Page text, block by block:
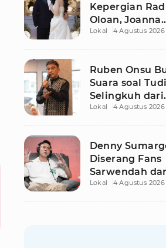
Kepergian
Oloan, Joanna
Alexandra
Lokal 4 Agustus 2026
Ruben Onsu
Suara soal
Selingkuh dari
Sarwendah
Lokal 4 Agustus 2026
Denny
Diserang Fans
Sarwendah
Ruben Onsu
Lokal 4 Agustus 2026